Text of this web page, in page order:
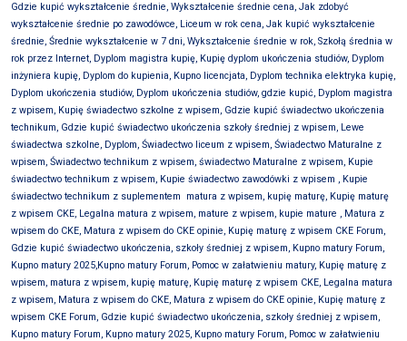
Gdzie kupić wykształcenie średnie, Wykształcenie średnie cena, Jak zdobyć
wykształcenie średnie po zawodówce, Liceum w rok cena, Jak kupić wykształcenie
średnie, Średnie wykształcenie w 7 dni, Wykształcenie średnie w rok, Szkołą średnia w
rok przez Internet, Dyplom magistra kupię, Kupię dyplom ukończenia studiów, Dyplom
inżyniera kupię, Dyplom do kupienia, Kupno licencjata, Dyplom technika elektryka kupię,
Dyplom ukończenia studiów, Dyplom ukończenia studiów, gdzie kupić, Dyplom magistra
z wpisem, Kupię świadectwo szkolne z wpisem, Gdzie kupić świadectwo ukończenia
technikum, Gdzie kupić świadectwo ukończenia szkoły średniej z wpisem, Lewe
świadectwa szkolne, Dyplom, Świadectwo liceum z wpisem, Świadectwo Maturalne z
wpisem, Świadectwo technikum z wpisem, świadectwo Maturalne z wpisem, Kupie
świadectwo technikum z wpisem, Kupie świadectwo zawodówki z wpisem , Kupie
świadectwo technikum z suplementem
matura z wpisem, kupię maturę, Kupię maturę
z wpisem CKE, Legalna matura z wpisem, mature z wpisem, kupie mature , Matura z
wpisem do CKE, Matura z wpisem do CKE opinie, Kupię maturę z wpisem CKE Forum,
Gdzie kupić świadectwo ukończenia, szkoły średniej z wpisem, Kupno matury Forum,
Kupno matury 2025,Kupno matury Forum, Pomoc w załatwieniu matury, Kupię maturę z
wpisem, matura z wpisem, kupię maturę, Kupię maturę z wpisem CKE, Legalna matura
z wpisem, Matura z wpisem do CKE, Matura z wpisem do CKE opinie, Kupię maturę z
wpisem CKE Forum, Gdzie kupić świadectwo ukończenia, szkoły średniej z wpisem,
Kupno matury Forum, Kupno matury 2025, Kupno matury Forum, Pomoc w załatwieniu